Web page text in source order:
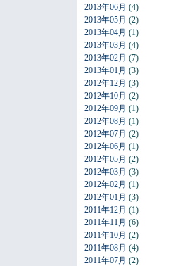
2013年06月 (4)
2013年05月 (2)
2013年04月 (1)
2013年03月 (4)
2013年02月 (7)
2013年01月 (3)
2012年12月 (3)
2012年10月 (2)
2012年09月 (1)
2012年08月 (1)
2012年07月 (2)
2012年06月 (1)
2012年05月 (2)
2012年03月 (3)
2012年02月 (1)
2012年01月 (3)
2011年12月 (1)
2011年11月 (6)
2011年10月 (2)
2011年08月 (4)
2011年07月 (2)